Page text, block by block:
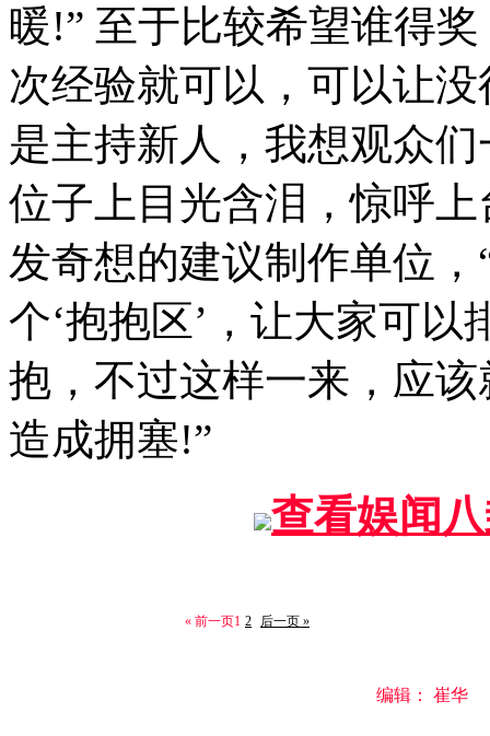
暖!” 至于比较希望谁得
次经验就可以，可以让
是主持新人，我想观众
位子上目光含泪，惊呼
发奇想的建议制作单位
个‘抱抱区’，让大家可
抱，不过这样一来，应
造成拥塞!”
查看娱闻
« 前一页1 2 后一页 »
编辑： 崔华